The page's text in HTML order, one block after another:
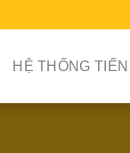
HỆ THỐNG TIẾN